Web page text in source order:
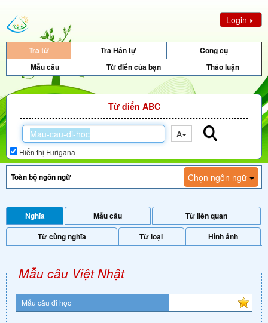
Login
Tra từ Tra Hán tự
Công cụ
Mẫu câu
Từ điển của bạn Thảo luận
Từ điển ABC
A
Hiển thị Furigana
Chọn ngôn ngữ
Nghĩa Mẫu câu
Từ liên quan
Từ cùng nghĩa
Từ loại Hình ảnh
Mẫu câu Việt Nhật
Mẫu câu đi học